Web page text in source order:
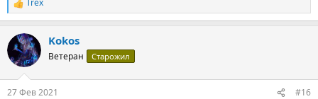
Р
е
к
ц
и
Kokos
Ветеран Старожил
27 Фев 2021 #16